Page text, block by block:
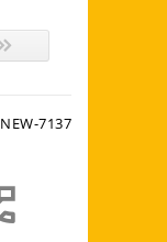
NEW-7137